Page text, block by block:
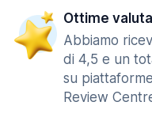
Ottime
Abbiamo
di 4,5 e un
su
Review